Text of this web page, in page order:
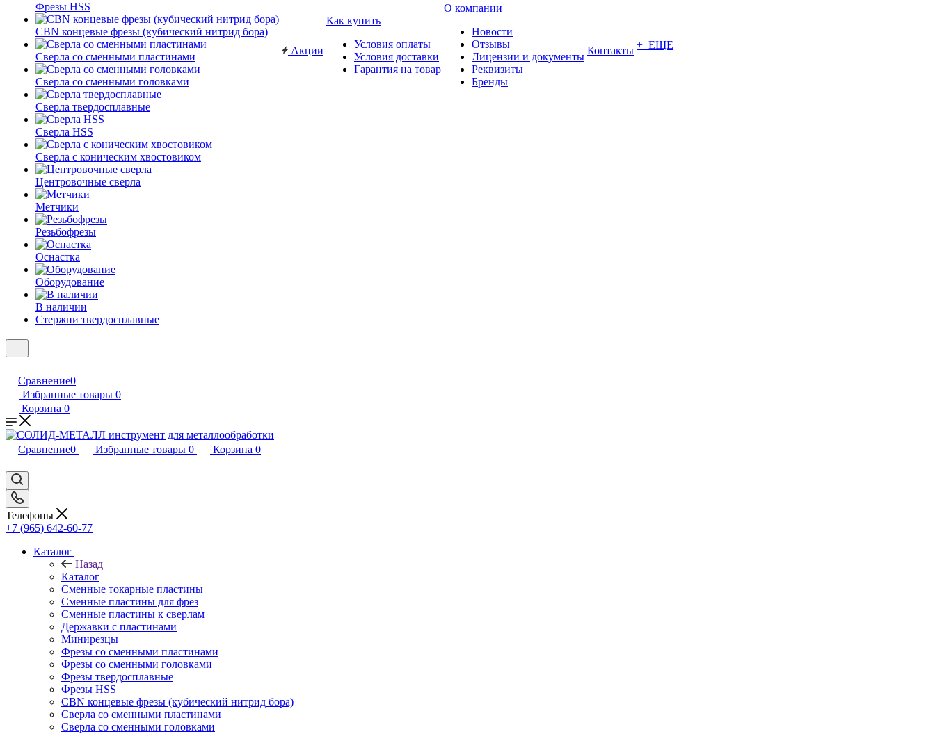
Фрезы HSS
CBN концевые фрезы (кубический нитрид бора)
Сверла со сменными пластинами
Сверла со сменными головками
Сверла твердосплавные
Сверла HSS
Сверла с коническим хвостовиком
Центровочные сверла
Метчики
Резьбофрезы
Оснастка
Оборудование
В наличии
Стержни твердосплавные
Акции
Как купить
Условия оплаты
Условия доставки
Гарантия на товар
О компании
Новости
Отзывы
Лицензии и документы
Реквизиты
Бренды
Контакты + ЕЩЕ
Сравнение0
Избранные товары 0
Корзина 0
Сравнение0 Избранные товары 0 Корзина 0
Телефоны
+7 (965) 642-60-77
Каталог
Назад
Каталог
Сменные токарные пластины
Сменные пластины для фрез
Сменные пластины к сверлам
Державки с пластинами
Минирезцы
Фрезы со сменными пластинами
Фрезы со сменными головками
Фрезы твердосплавные
Фрезы HSS
CBN концевые фрезы (кубический нитрид бора)
Сверла со сменными пластинами
Сверла со сменными головками